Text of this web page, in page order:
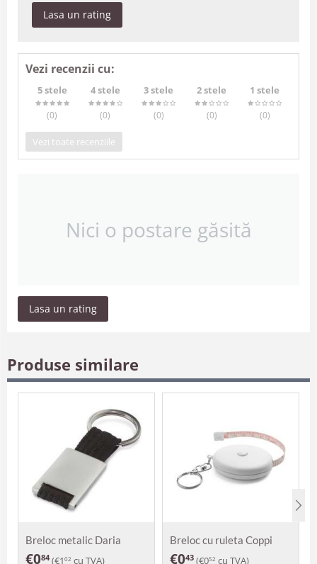
Lasa un rating
Vezi recenzii cu:
5 stele
(0)
4 stele
(0)
3 stele
(0)
2 stele
(0)
1 stele
(0)
Vezi toate recenziile
Nici o postare găsită
Lasa un rating
Produse similare
Breloc metalic Daria
€084 (€1 02 cu TVA)
Breloc cu ruleta Coppi
€043 (€052 cu TVA)